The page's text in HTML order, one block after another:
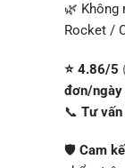
🌿 Không
Rocket /
⭐ 4.86/5
đơn/ngày
📞 Tư
🛡️ Cam